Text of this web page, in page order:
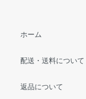
ホーム
配送・送料について
返品について